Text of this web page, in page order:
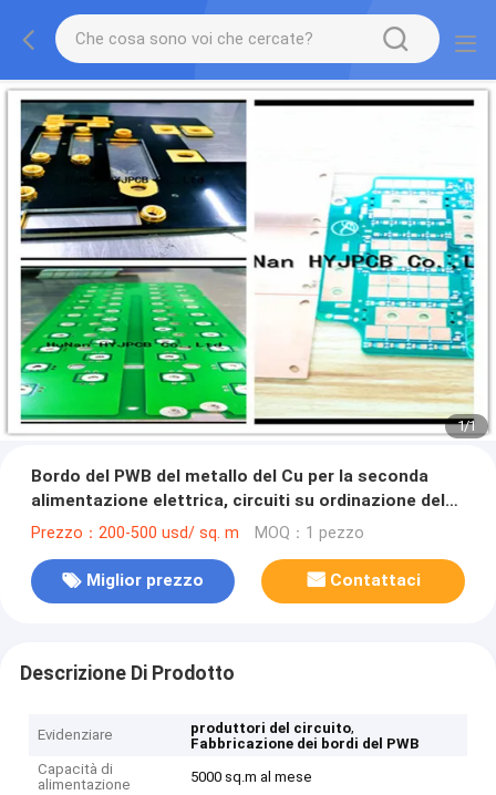
1/1
Bordo del PWB del metallo del Cu per la seconda
alimentazione elettrica, circuiti su ordinazione del
PWB 94V0
Prezzo：200-500 usd/ sq. m MOQ：1 pezzo
Miglior prezzo Contattaci
Descrizione Di Prodotto
Evidenziare produttori del circuito,
Fabbricazione dei bordi del PWB
Capacità di
alimentazione
5000 sq.m al mese